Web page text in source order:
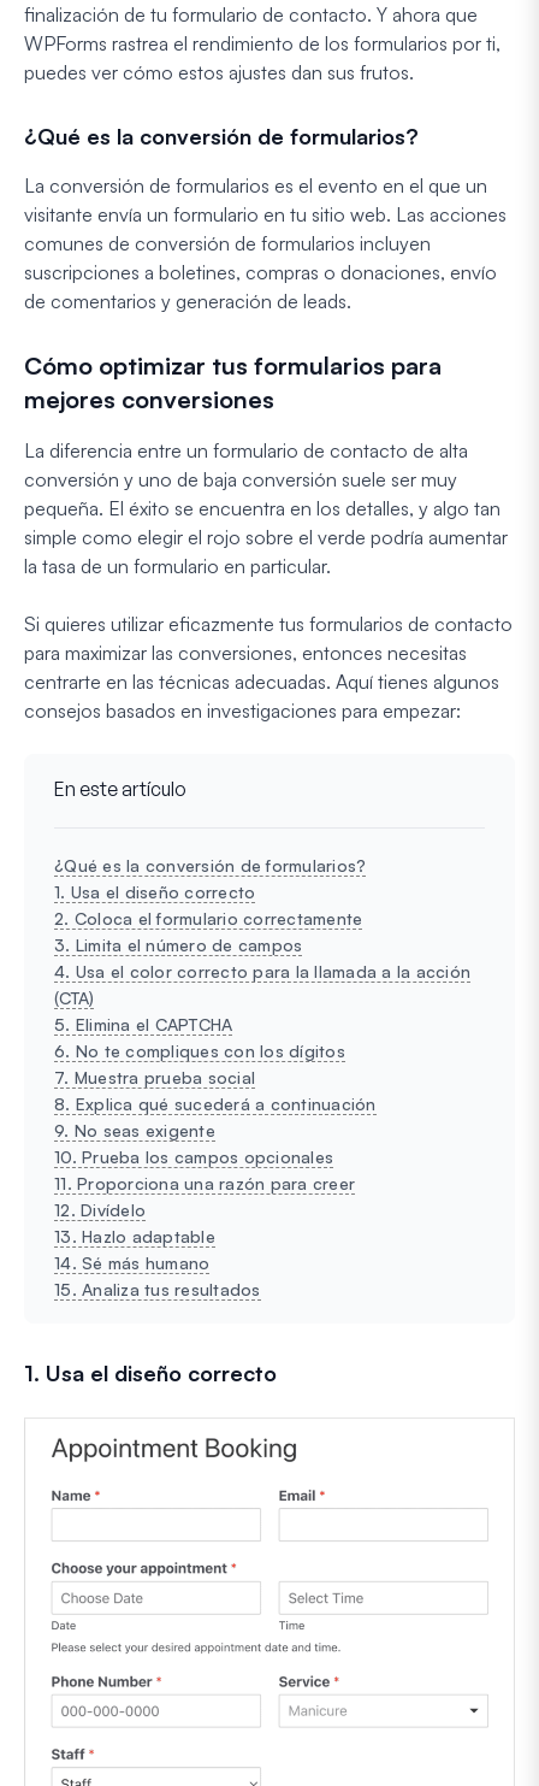
finalización de tu formulario de contacto. Y ahora que
WPForms rastrea el rendimiento de los formularios por ti,
puedes ver cómo estos ajustes dan sus frutos.
¿Qué es la conversión de formularios?
La conversión de formularios es el evento en el que un
visitante envía un formulario en tu sitio web. Las acciones
comunes de conversión de formularios incluyen
suscripciones a boletines, compras o donaciones, envío
de comentarios y generación de leads.
Cómo optimizar tus formularios para
mejores conversiones
La diferencia entre un formulario de contacto de alta
conversión y uno de baja conversión suele ser muy
pequeña. El éxito se encuentra en los detalles, y algo tan
simple como elegir el rojo sobre el verde podría aumentar
la tasa de un formulario en particular.
Si quieres utilizar eficazmente tus formularios de contacto
para maximizar las conversiones, entonces necesitas
centrarte en las técnicas adecuadas. Aquí tienes algunos
consejos basados en investigaciones para empezar:
En este artículo
¿Qué es la conversión de formularios?
1. Usa el diseño correcto
2. Coloca el formulario correctamente
3. Limita el número de campos
4. Usa el color correcto para la llamada a la acción
(CTA)
5. Elimina el CAPTCHA
6. No te compliques con los dígitos
7. Muestra prueba social
8. Explica qué sucederá a continuación
9. No seas exigente
10. Prueba los campos opcionales
11. Proporciona una razón para creer
12. Divídelo
13. Hazlo adaptable
14. Sé más humano
15. Analiza tus resultados
1. Usa el diseño correcto